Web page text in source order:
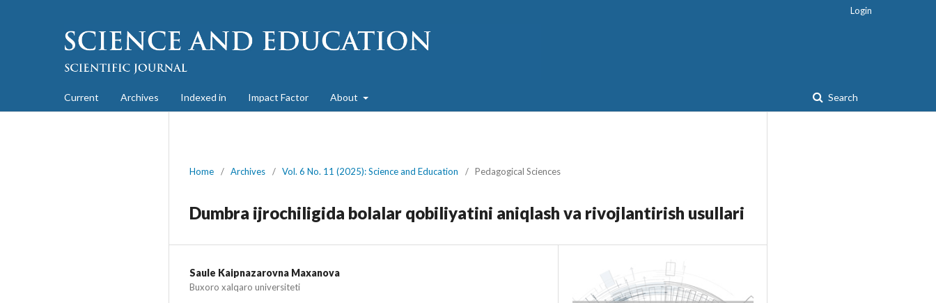
Current Archives Indexed in Impact Factor About Search
Login
Home / Archives / Vol. 6 No. 11 (2025): Science and Education / Pedagogical Sciences
Dumbra ijrochiligida bolalar qobiliyatini aniqlash va rivojlantirish usullari
Saule Kaipnazarovna Maxanova
Buxoro xalqaro universiteti